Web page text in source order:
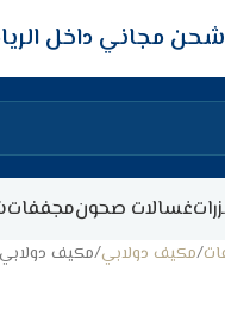
شحن مجاني داخل
غسالات صحونمجففات
مكيف دولابي مكيف دولابي بان كول 43000